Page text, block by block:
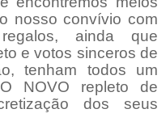
nosso convívio com
ainda que
e votos sinceros de
tenham todos um
NOVO repleto de
dos seus